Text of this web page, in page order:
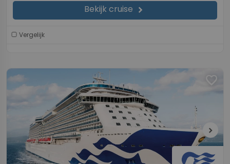
Bekijk cruise chevron_right
Vergelijk
favorite
chevron_right